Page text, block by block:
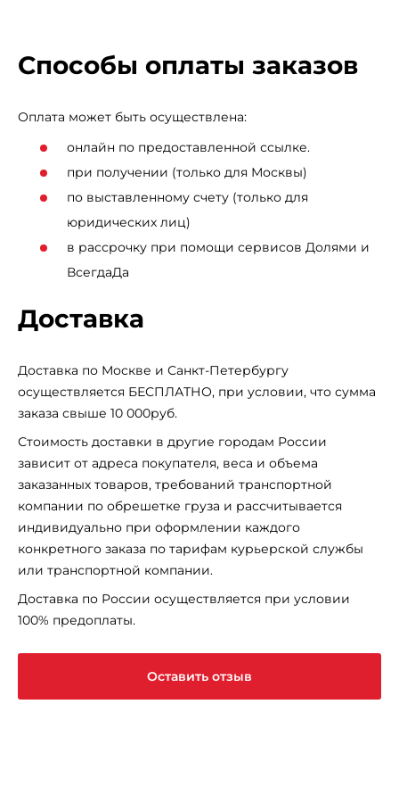
Способы оплаты заказов
Оплата может быть осуществлена:
онлайн по предоставленной ссылке.
при получении (только для Москвы)
по выставленному счету (только для
юридических лиц)
в рассрочку при помощи сервисов Долями и
ВсегдаДа
Доставка
Доставка по Москве и Санкт-Петербургу
осуществляется БЕСПЛАТНО, при условии, что сумма
заказа свыше 10 000руб.
Стоимость доставки в другие городам России
зависит от адреса покупателя, веса и объема
заказанных товаров, требований транспортной
компании по обрешетке груза и рассчитывается
индивидуально при оформлении каждого
конкретного заказа по тарифам курьерской службы
или транспортной компании.
Доставка по России осуществляется при условии
100% предоплаты.
Оставить отзыв